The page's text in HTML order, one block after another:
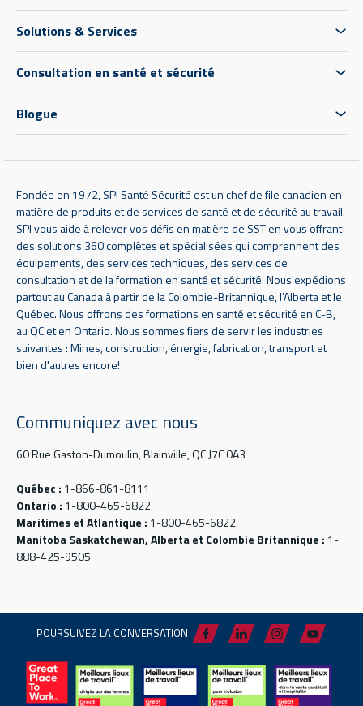
Solutions & Services
Consultation en santé et sécurité
Blogue
Fondée en 1972, SPI Santé Sécurité est un chef de file canadien en
matière de produits et de services de santé et de sécurité au travail.
SPI vous aide à relever vos défis en matière de SST en vous offrant
des solutions 360 complètes et spécialisées qui comprennent des
équipements, des services techniques, des services de
consultation et de la formation en santé et sécurité. Nous expédions
partout au Canada à partir de la Colombie-Britannique, l’Alberta et le
Québec. Nous offrons des formations en santé et sécurité en C-B,
au QC et en Ontario. Nous sommes fiers de servir les industries
suivantes : Mines, construction, énergie, fabrication, transport et
bien d'autres encore!
Communiquez avec nous
60 Rue Gaston-Dumoulin, Blainville, QC J7C 0A3
Québec : 1-866-861-8111
Ontario : 1-800-465-6822
Maritimes et Atlantique : 1-800-465-6822
Manitoba Saskatchewan, Alberta et Colombie Britannique : 1-
888-425-9505
POURSUIVEZ LA CONVERSATION